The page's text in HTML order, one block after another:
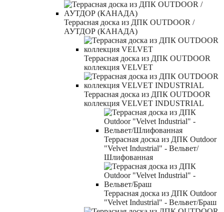
Террасная доска из ДПК OUTDOOR /
АУТДОР (КАНАДА)
Террасная доска из ДПК OUTDOOR
коллекция VELVET
Террасная доска из ДПК OUTDOOR
коллекция VELVET INDUSTRIAL
Террасная доска из ДПК Outdoor
"Velvet Industrial" - Вельвет/
Шлифованная
Террасная доска из ДПК Outdoor
"Velvet Industrial" - Вельвет/Браш